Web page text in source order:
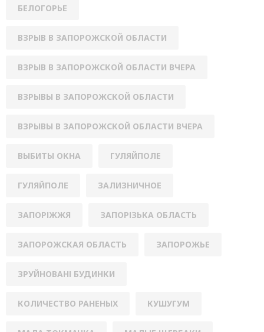
БЕЛОГОРЬЕ
ВЗРЫВ В ЗАПОРОЖСКОЙ ОБЛАСТИ
ВЗРЫВ В ЗАПОРОЖСКОЙ ОБЛАСТИ ВЧЕРА
ВЗРЫВЫ В ЗАПОРОЖСКОЙ ОБЛАСТИ
ВЗРЫВЫ В ЗАПОРОЖСКОЙ ОБЛАСТИ ВЧЕРА
ВЫБИТЫ ОКНА ГУЛЯЙПОЛЕ
ГУЛЯЙПОЛЕ ЗАЛИЗНИЧНОЕ
ЗАПОРІЖЖЯ ЗАПОРІЗЬКА ОБЛАСТЬ
ЗАПОРОЖСКАЯ ОБЛАСТЬ ЗАПОРОЖЬЕ
ЗРУЙНОВАНІ БУДИНКИ
КОЛИЧЕСТВО РАНЕНЫХ КУШУГУМ